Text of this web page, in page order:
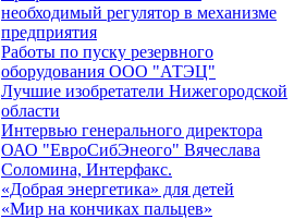
необходимый регулятор в механизме
предприятия
Работы по пуску резервного
оборудования ООО "АТЭЦ"
Лучшие изобретатели Нижегородской
области
Интервью генерального директора
ОАО "ЕвроСибЭнеого" Вячеслава
Соломина, Интерфакс.
«Добрая энергетика» для детей
«Мир на кончиках пальцев»